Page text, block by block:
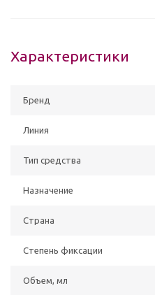
Характеристики
Бренд
Линия
Тип средства
Назначение
Страна
Степень фиксации
Объем, мл